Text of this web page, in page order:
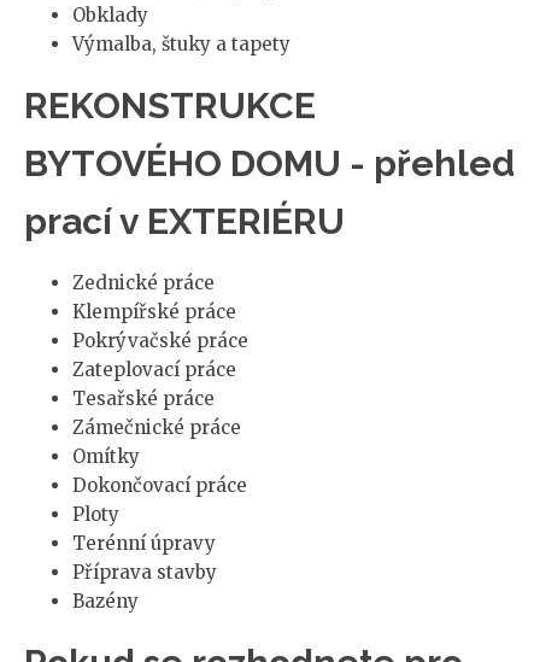
Obklady
Výmalba, štuky a tapety
REKONSTRUKCE
BYTOVÉHO DOMU - přehled
prací v EXTERIÉRU
Zednické práce
Klempířské práce
Pokrývačské práce
Zateplovací práce
Tesařské práce
Zámečnické práce
Omítky
Dokončovací práce
Ploty
Terénní úpravy
Příprava stavby
Bazény